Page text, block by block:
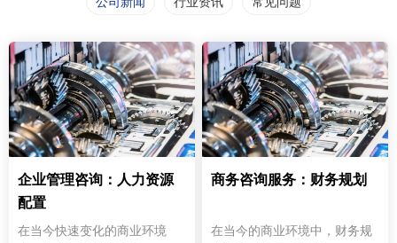
企业管理咨询：人力资源
配置
在当今快速变化的商业环境
商务咨询服务：财务规划
在当今的商业环境中，财务规